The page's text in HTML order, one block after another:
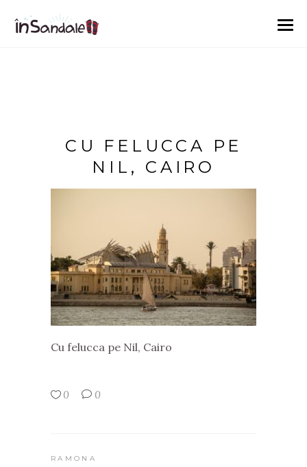
CU FELUCCA PE
NIL, CAIRO
Cu felucca pe Nil, Cairo
0 0
RAMONA